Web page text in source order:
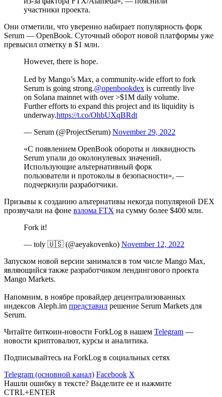
участники проекта.
Они отметили, что уверенно набирает популярность форк
Serum — OpenBook. Суточный оборот новой платформы уже
превысил отметку в $1 млн.
However, there is hope.
Led by Mango’s Max, a community-wide effort to fork
Serum is going strong.@openbookdex is currently live
on Solana mainnet with over >$1M daily volume.
Further efforts to expand this project and its liquidity is
underway.https://t.co/OhbUXqBRdt
— Serum (@ProjectSerum) November 29, 2022
«С появлением OpenBook обороты и ликвидность
Serum упали до околонулевых значений.
Использующие альтернативный форк
пользователи и протоколы в безопасности», —
подчеркнули разработчики.
Призывы к созданию альтернативы некогда популярной DEX
прозвучали на фоне взлома FTX на сумму более $400 млн.
Fork it!
— toly 🇺🇸 (@aeyakovenko) November 12, 2022
Запуском новой версии занимался в том числе Mango Max,
являющийся также разработчиком лендингового проекта
Mango Markets.
Напомним, в ноябре провайдер децентрализованных
индексов Aleph.im представил решение Serum Markets для
Serum.
Читайте биткоин-новости ForkLog в нашем Telegram —
новости криптовалют, курсы и аналитика.
Подписывайтесь на ForkLog в социальных сетях
Telegram (основной канал) Facebook X
Нашли ошибку в тексте? Выделите ее и нажмите
CTRL+ENTER